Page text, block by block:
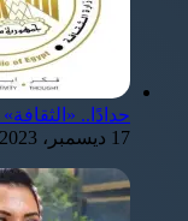
حدادًا.. «الثقافة»
17 ديسمبر، 2023